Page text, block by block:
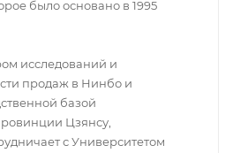
было основано в 1995
исследований и
продаж в Нинбо и
базой
Цзянсу,
с Университетом